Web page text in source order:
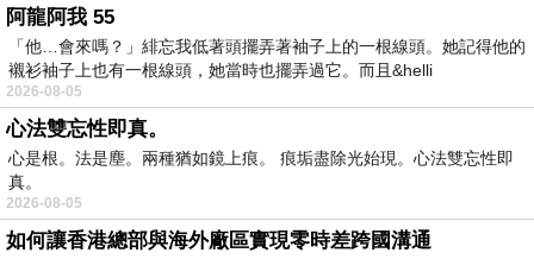
阿龍阿我 55
「他…會來嗎？」緋忘我低著頭擺弄著袖子上的一根線頭。她記得他的
襯衫袖子上也有一根線頭，她當時也擺弄過它。而且&helli
2026-08-05
心法雙忘性即真。
心是根。法是塵。兩種猶如鏡上痕。 痕垢盡除光始現。心法雙忘性即
真。
2026-08-05
如何讓香港總部與海外廠區實現零時差跨國溝通